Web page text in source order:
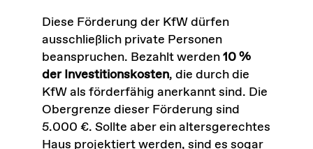
Diese Förderung der KfW dürfen
ausschließlich private Personen
beanspruchen. Bezahlt werden10 %
der Investitionskosten, die durch die
KfW als förderfähig anerkannt sind. Die
Obergrenze dieser Förderung sind
5.000 €. Sollte aber ein altersgerechtes
Haus projektiert werden, sind es sogar